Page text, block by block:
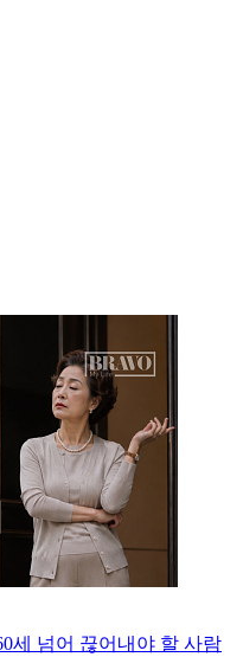
세 넘어 끊어내야 할 사람